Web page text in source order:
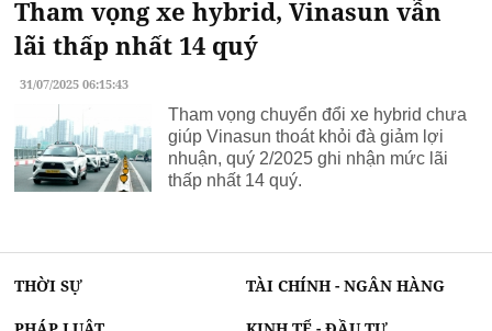
Tham vọng xe hybrid, Vinasun vẫn
lãi thấp nhất 14 quý
31/07/2025 06:15:43
Tham vọng chuyển đổi xe hybrid chưa
giúp Vinasun thoát khỏi đà giảm lợi
nhuận, quý 2/2025 ghi nhận mức lãi
thấp nhất 14 quý.
THỜI SỰ TÀI CHÍNH - NGÂN HÀNG